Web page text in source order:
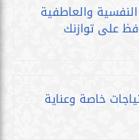
والعاطفية
على توازنك
خاصة وعناية